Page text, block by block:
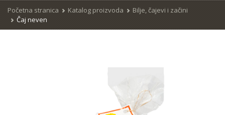
Početna stranica Katalog proizvoda
Bilje, čajevi i začini
Čaj neven